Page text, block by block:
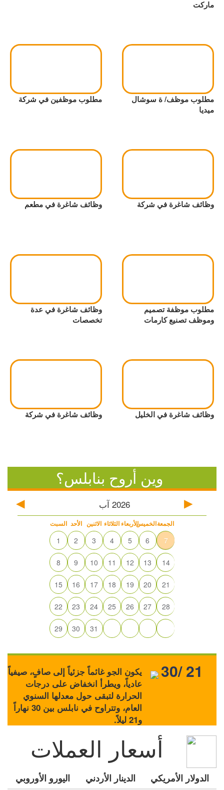
ماركت
مطلوب موظف/ ة سوشال
ميديا
مطلوب موظفين في شركة
وظائف شاغرة في شركة وظائف شاغرة في مطعم
مطلوب موظفة تصميم
وموظف تصنيع كارمات
وظائف شاغرة في عدة
تخصصات
وظائف شاغرة في الخليل وظائف شاغرة في شركة
وين أروح بنابلس؟
2026 آب
السبت الأحد الاثنين الثلاثاء الأربعاءالخميسالجمعة
1 2 3 4 5 6 7
8 9 10 11 12 13 14
15 16 17 18 19 20 21
22 23 24 25 26 27 28
29 30 31
يكون الجو غائماً جزئياً إلى صافٍ، صيفياً
عادياً، ويطرأ انخفاض على درجات
الحرارة لتبقى حول معدلها السنوي
العام، وتتراوح في نابلس بين 30 نهاراً
و21 ليلاً.
30/ 21
أسعار العملات
الدولار الأمريكي الدينار الأردني اليورو الأوروبي